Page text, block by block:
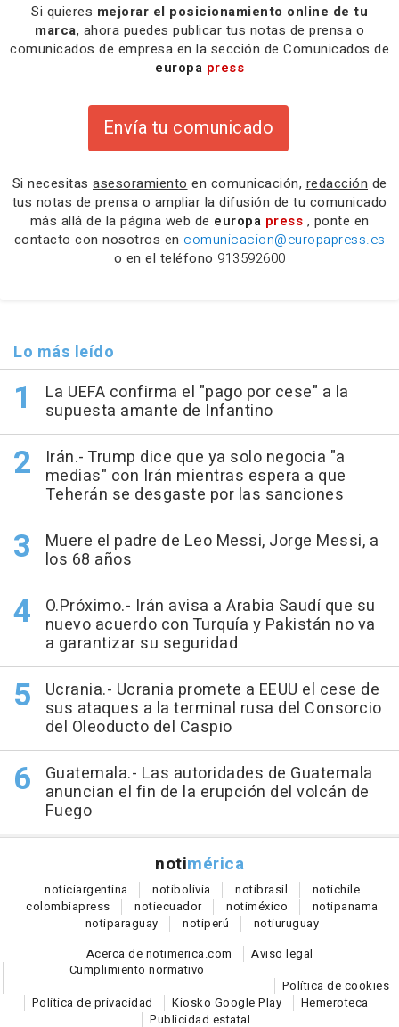
Si quieres mejorar el posicionamiento online de tu
marca, ahora puedes publicar tus notas de prensa o
comunicados de empresa en la sección de Comunicados de
europa press
Envía tu comunicado
Si necesitas asesoramiento en comunicación, redacción de
tus notas de prensa o ampliar la difusión de tu comunicado
más allá de la página web de europa press , ponte en
contacto con nosotros en comunicacion@europapress.es
o en el teléfono 913592600
Lo más leído
La UEFA confirma el "pago por cese" a la
supuesta amante de Infantino
Irán.- Trump dice que ya solo negocia "a
medias" con Irán mientras espera a que
Teherán se desgaste por las sanciones
Muere el padre de Leo Messi, Jorge Messi, a
los 68 años
O.Próximo.- Irán avisa a Arabia Saudí que su
nuevo acuerdo con Turquía y Pakistán no va
a garantizar su seguridad
Ucrania.- Ucrania promete a EEUU el cese de
sus ataques a la terminal rusa del Consorcio
del Oleoducto del Caspio
Guatemala.- Las autoridades de Guatemala
anuncian el fin de la erupción del volcán de
Fuego
notimérica
noticiargentina notibolivia notibrasil notichile
colombiapress notiecuador notiméxico notipanama
notiparaguay notiperú notiuruguay
Acerca de notimerica.com
Aviso legal
Cumplimiento normativo
Política de cookies
Política de privacidad
Kiosko Google Play
Hemeroteca
Publicidad estatal